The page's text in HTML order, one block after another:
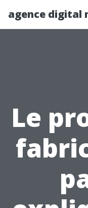
agence digital
Le